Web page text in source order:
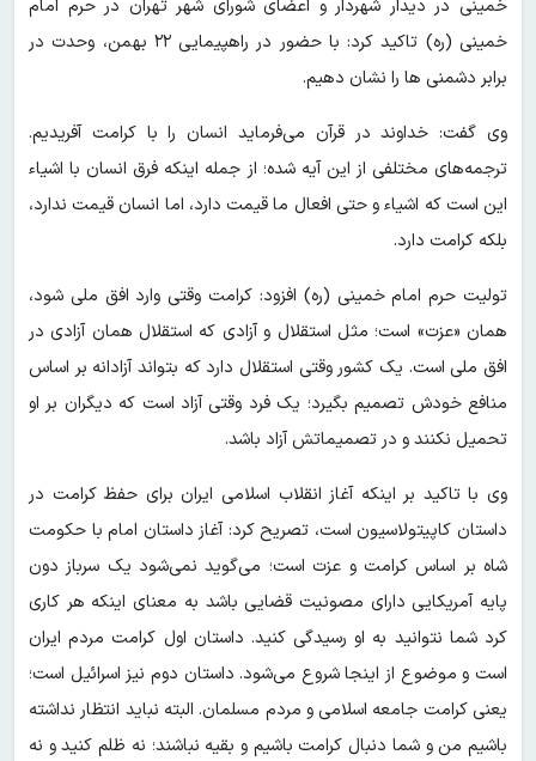
خمینی در دیدار شهردار و اعضای شورای شهر تهران در حرم امام
خمینی (ره) تاکید کرد: با حضور در راهپیمایی ۲۲ بهمن، وحدت در
برابر دشمنی ها را نشان دهیم.
وی گفت: خداوند در قرآن می‌فرماید انسان را با کرامت آفریدیم.
ترجمه‌های مختلفی از این آیه شده‌؛ از جمله اینکه فرق انسان با اشیاء
این است که اشیاء و حتی افعال ما قیمت دارد، اما انسان قیمت ندارد،
بلکه کرامت‌ دارد.
تولیت حرم امام خمینی (ره) افزود: کرامت‌ وقتی وارد افق ملی شود،
همان «عزت» است؛ مثل استقلال و آزادی که استقلال همان‌ آزادی در
افق ملی است. یک کشور وقتی استقلال دارد که بتواند آزادانه بر اساس
منافع خودش تصمیم بگیرد؛ یک فرد وقتی آزاد است که دیگران بر او
تحمیل نکنند و در تصمیماتش آزاد باشد.
وی با تاکید بر اینکه آغاز انقلاب اسلامی ایران برای حفظ کرامت‌ در
داستان کاپیتولاسیون است، تصریح کرد: آغاز داستان امام با حکومت
شاه بر اساس کرامت و عزت‌ است؛ می‌گوید نمی‌شود یک سرباز دون
پایه آمریکایی دارای مصونیت قضایی باشد به معنای اینکه هر کاری
کرد شما نتوانید به او رسیدگی کنید. داستان اول کرامت‌ مردم‌ ایران
است و موضوع از اینجا شروع می‌شود. داستان دوم نیز اسرائیل است؛
یعنی کرامت‌ جامعه اسلامی و مردم‌ مسلمان. البته‌ نباید انتظار نداشته
باشیم من و شما دنبال‌ کرامت‌ باشیم و بقیه نباشند؛ نه ظلم‌ کنید و نه